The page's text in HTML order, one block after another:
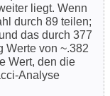
liegt. Wenn
durch 89 teilen;
das durch 377
Werte von ~.382
Wert, den die
Analyse